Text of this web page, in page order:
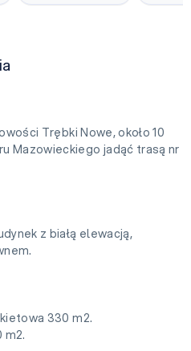
Trębki Nowe, około 10
Mazowieckiego jadąć trasą nr
z białą elewacją,
330 m2.
m2.